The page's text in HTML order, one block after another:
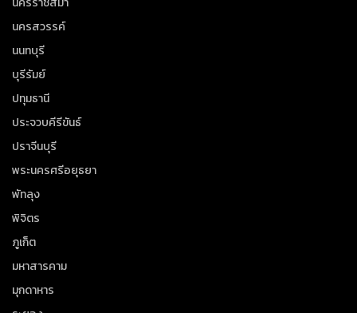
นครสวรรค์
นนทบุรี
บุรีรัมย์
ปทุมธานี
ประจวบคีรีขันธ์
ปราจีนบุรี
พระนครศรีอยุธยา
พัทลุง
พิจิตร
ภูเก็ต
มหาสารคาม
มุกดาหาร